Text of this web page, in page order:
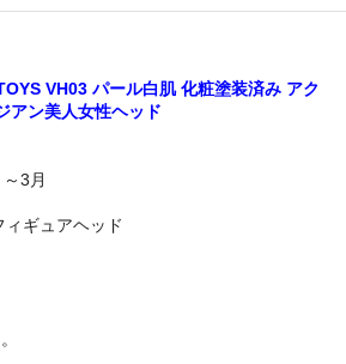
VH03 パール白肌 化粧塗装済み アク
アン美人女性ヘッド
3月
ィギュアヘッド